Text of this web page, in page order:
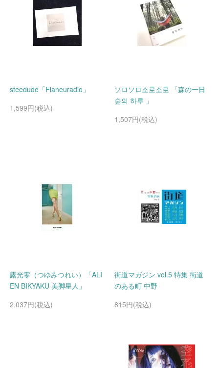
steedude「Flaneuradio」
1,599円(税込)
ソロソロ소로소로 「森の一日
숲의 하루 」
1,507円(税込)
露光零（つゆみつれい）「ALI
EN BIKYAKU 美脚星人」
2,037円(税込)
街道マガジン vol.5 特集 街道
のある町 中野
815円(税込)